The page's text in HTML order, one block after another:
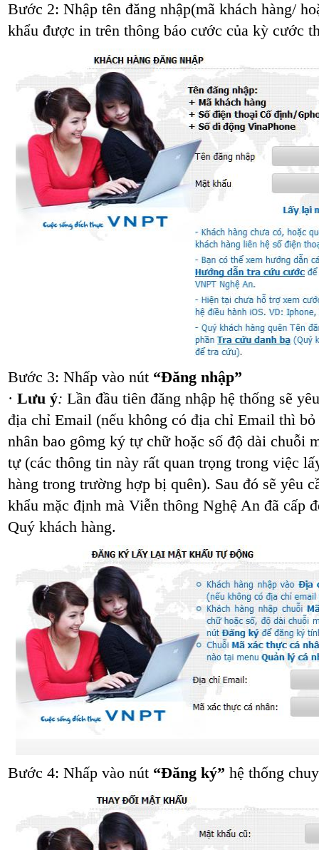
Bước 2: Nhập tên đăng nhập(mã khách hàng/
khẩu được in trên thông báo cước của kỳ cước
Bước 3: Nhấp vào nút “Đăng nhập”
· Lưu ý: Lần đầu tiên đăng nhập hệ thống sẽ
địa chỉ Email (nếu không có địa chỉ Email thì
nhân bao gômg ký tự chữ hoặc số độ dài chuỗi
tự (các thông tin này rất quan trọng trong việc
hàng trong trường hợp bị quên). Sau đó sẽ yêu
khẩu mặc định mà Viễn thông Nghệ An đã cấp
Quý khách hàng.
Bước 4: Nhấp vào nút “Đăng ký” hệ thống